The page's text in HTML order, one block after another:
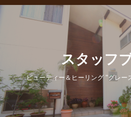
スタッフ
ビューティー＆ヒーリング "グレー